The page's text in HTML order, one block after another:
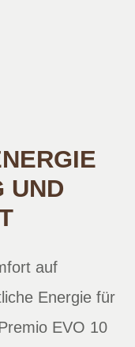
UND
auf
Energie für
EVO 10